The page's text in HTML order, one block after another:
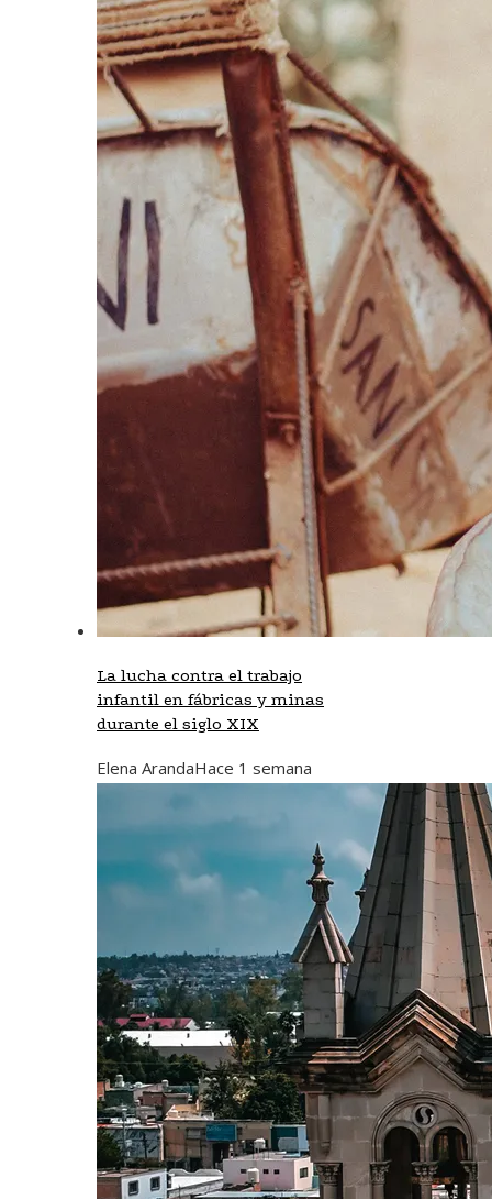
La lucha contra el trabajo
infantil en fábricas y minas
durante el siglo XIX
Elena ArandaHace 1 semana